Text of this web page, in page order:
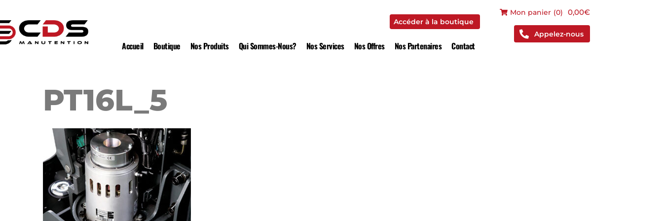
Accéder à la boutique
Accueil Boutique Nos Produits Qui Sommes-Nous? Nos Services Nos Offres Nos Partenaires Contact
Mon panier (0) 0,00€
Appelez-nous
PT16L_5